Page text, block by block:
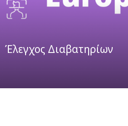
Έλεγχος Διαβατηρίων